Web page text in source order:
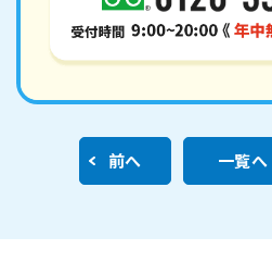
前へ 一覧へ